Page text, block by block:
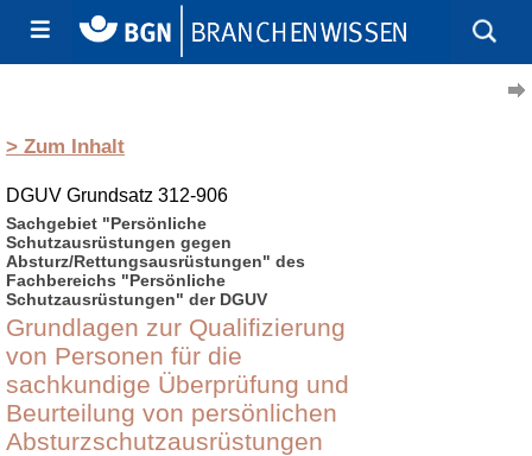
> Zum Inhalt
DGUV Grundsatz 312-906
Sachgebiet "Persönliche
Schutzausrüstungen gegen
Absturz/Rettungsausrüstungen" des
Fachbereichs "Persönliche
Schutzausrüstungen" der DGUV
Grundlagen zur Qualifizierung
von Personen für die
sachkundige Überprüfung und
Beurteilung von persönlichen
Absturzschutzausrüstungen